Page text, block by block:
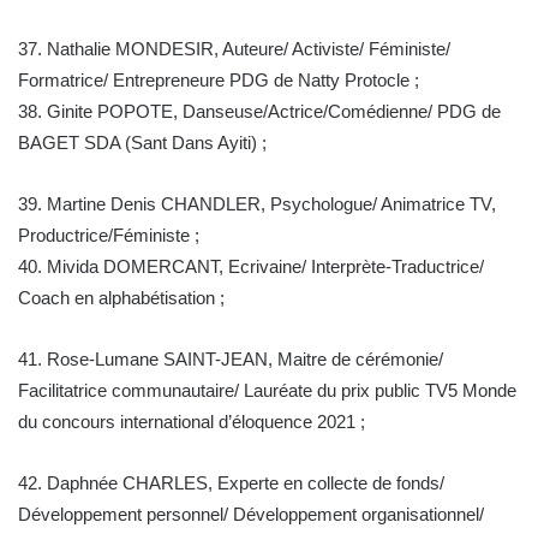
37. Nathalie MONDESIR, Auteure/ Activiste/ Féministe/
Formatrice/ Entrepreneure PDG de Natty Protocle ;
38. Ginite POPOTE, Danseuse/Actrice/Comédienne/ PDG de
BAGET SDA (Sant Dans Ayiti) ;
39. Martine Denis CHANDLER, Psychologue/ Animatrice TV,
Productrice/Féministe ;
40. Mivida DOMERCANT, Ecrivaine/ Interprète-Traductrice/
Coach en alphabétisation ;
41. Rose-Lumane SAINT-JEAN, Maitre de cérémonie/
Facilitatrice communautaire/ Lauréate du prix public TV5 Monde
du concours international d’éloquence 2021 ;
42. Daphnée CHARLES, Experte en collecte de fonds/
Développement personnel/ Développement organisationnel/